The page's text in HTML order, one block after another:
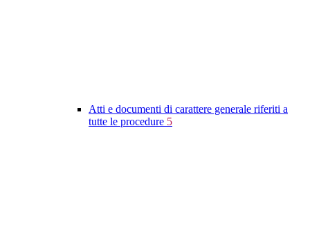
Atti e documenti di carattere generale riferiti a
tutte le procedure 5